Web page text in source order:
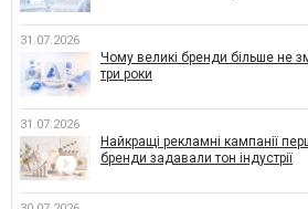
31.07.2026
Чому великі бренди більше не
три роки
31.07.2026
Найкращі рекламні кампанії
бренди задавали тон індустрії